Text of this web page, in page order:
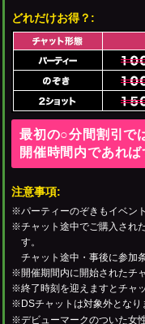
どれだけお得？:
最初の○分間割引で
開催時間内であれば
注意事項:
※パーティーのぞきもイベン
※チャット途中でご購入され
す。
チャット途中・事後に参加
※開催期間内に開始されたチ
※終了時刻を迎えますとチャ
※DSチャットは対象外となり
※デビューマークのついた女